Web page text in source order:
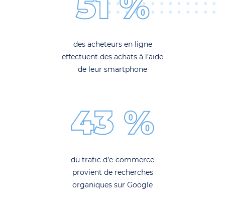
des acheteurs en ligne
effectuent des achats à l’aide
de leur smartphone
43 %
du trafic d’e-commerce
provient de recherches
organiques sur Google